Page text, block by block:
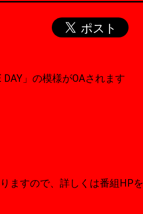
DAY」の模様がOAされます
ますので、詳しくは番組HPを